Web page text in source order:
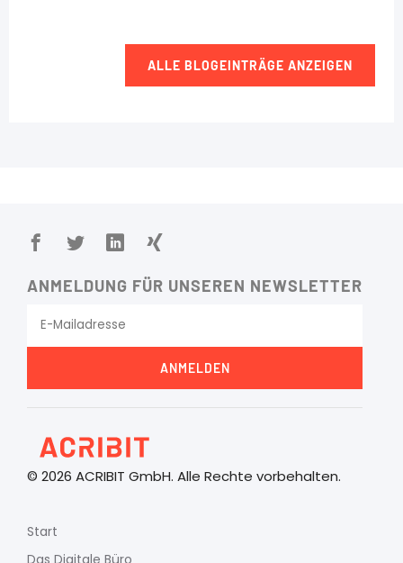
ALLE BLOGEINTRÄGE ANZEIGEN
ANMELDUNG FÜR UNSEREN NEWSLETTER
ANMELDEN
© 2026 ACRIBIT GmbH. Alle Rechte vorbehalten.
Start
Das Digitale Büro